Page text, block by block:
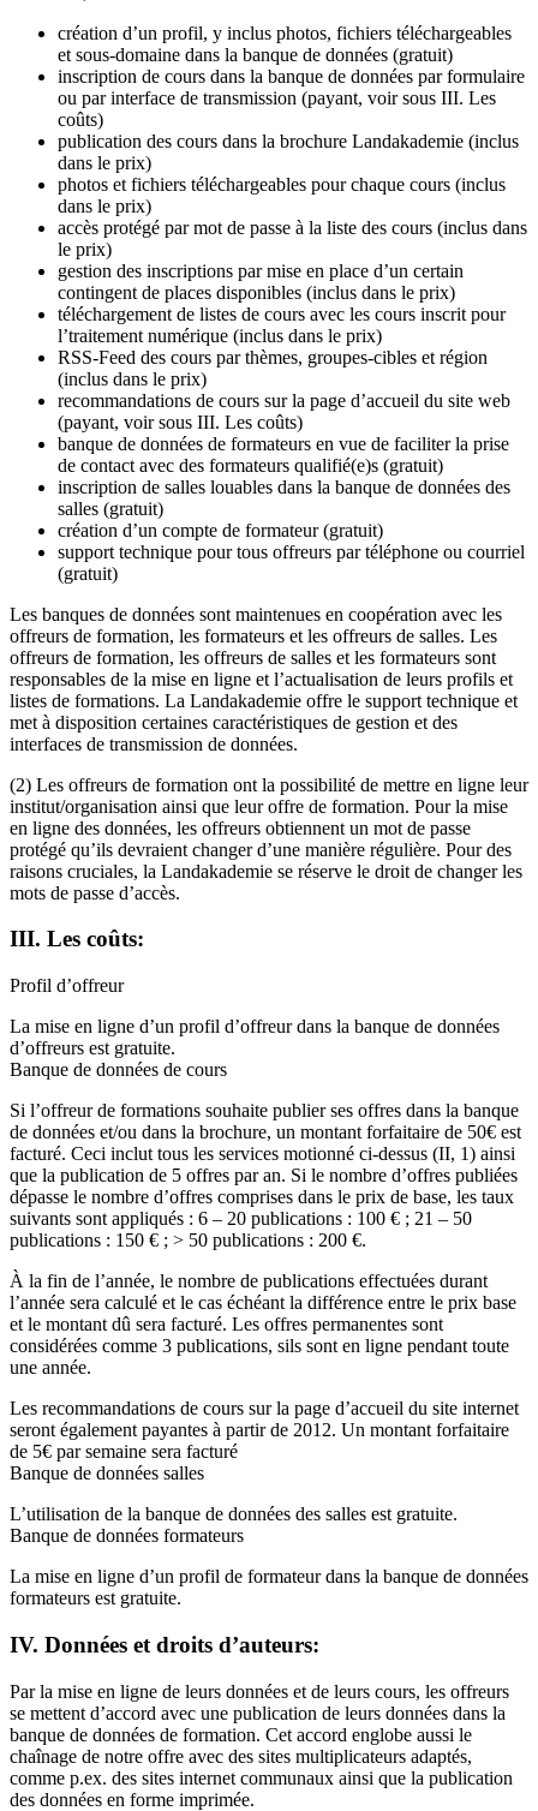
création d’un profil, y inclus photos, fichiers téléchargeables
et sous-domaine dans la banque de données (gratuit)
inscription de cours dans la banque de données par formulaire
ou par interface de transmission (payant, voir sous III. Les
coûts)
publication des cours dans la brochure Landakademie (inclus
dans le prix)
photos et fichiers téléchargeables pour chaque cours (inclus
dans le prix)
accès protégé par mot de passe à la liste des cours (inclus dans
le prix)
gestion des inscriptions par mise en place d’un certain
contingent de places disponibles (inclus dans le prix)
téléchargement de listes de cours avec les cours inscrit pour
l’traitement numérique (inclus dans le prix)
RSS-Feed des cours par thèmes, groupes-cibles et région
(inclus dans le prix)
recommandations de cours sur la page d’accueil du site web
(payant, voir sous III. Les coûts)
banque de données de formateurs en vue de faciliter la prise
de contact avec des formateurs qualifié(e)s (gratuit)
inscription de salles louables dans la banque de données des
salles (gratuit)
création d’un compte de formateur (gratuit)
support technique pour tous offreurs par téléphone ou courriel
(gratuit)
Les banques de données sont maintenues en coopération avec les
offreurs de formation, les formateurs et les offreurs de salles. Les
offreurs de formation, les offreurs de salles et les formateurs sont
responsables de la mise en ligne et l’actualisation de leurs profils et
listes de formations. La Landakademie offre le support technique et
met à disposition certaines caractéristiques de gestion et des
interfaces de transmission de données.
(2) Les offreurs de formation ont la possibilité de mettre en ligne leur
institut/organisation ainsi que leur offre de formation. Pour la mise
en ligne des données, les offreurs obtiennent un mot de passe
protégé qu’ils devraient changer d’une manière régulière. Pour des
raisons cruciales, la Landakademie se réserve le droit de changer les
mots de passe d’accès.
III. Les coûts:
Profil d’offreur
La mise en ligne d’un profil d’offreur dans la banque de données
d’offreurs est gratuite.
Banque de données de cours
Si l’offreur de formations souhaite publier ses offres dans la banque
de données et/ou dans la brochure, un montant forfaitaire de 50€ est
facturé. Ceci inclut tous les services motionné ci-dessus (II, 1) ainsi
que la publication de 5 offres par an. Si le nombre d’offres publiées
dépasse le nombre d’offres comprises dans le prix de base, les taux
suivants sont appliqués : 6 – 20 publications : 100 € ; 21 – 50
publications : 150 € ; > 50 publications : 200 €.
À la fin de l’année, le nombre de publications effectuées durant
l’année sera calculé et le cas échéant la différence entre le prix base
et le montant dû sera facturé. Les offres permanentes sont
considérées comme 3 publications, sils sont en ligne pendant toute
une année.
Les recommandations de cours sur la page d’accueil du site internet
seront également payantes à partir de 2012. Un montant forfaitaire
de 5€ par semaine sera facturé
Banque de données salles
L’utilisation de la banque de données des salles est gratuite.
Banque de données formateurs
La mise en ligne d’un profil de formateur dans la banque de données
formateurs est gratuite.
IV. Données et droits d’auteurs:
Par la mise en ligne de leurs données et de leurs cours, les offreurs
se mettent d’accord avec une publication de leurs données dans la
banque de données de formation. Cet accord englobe aussi le
chaînage de notre offre avec des sites multiplicateurs adaptés,
comme p.ex. des sites internet communaux ainsi que la publication
des données en forme imprimée.